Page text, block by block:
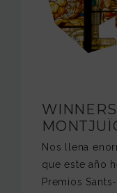
Nos llena
que este año
Premios